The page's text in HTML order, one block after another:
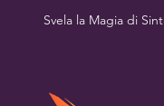
Svela la Magia di